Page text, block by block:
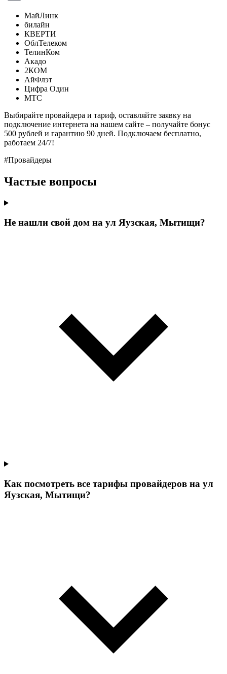
МайЛинк
билайн
КВЕРТИ
ОблТелеком
ТелинКом
Акадо
2КОМ
АйФлэт
Цифра Один
МТС
Выбирайте провайдера и тариф, оставляйте заявку на
подключение интернета на нашем сайте – получайте бонус
500 рублей и гарантию 90 дней. Подключаем бесплатно,
работаем 24/7!
#Провайдеры
Частые вопросы
Не нашли свой дом на ул Яузская, Мытищи?
Как посмотреть все тарифы провайдеров на ул
Яузская, Мытищи?